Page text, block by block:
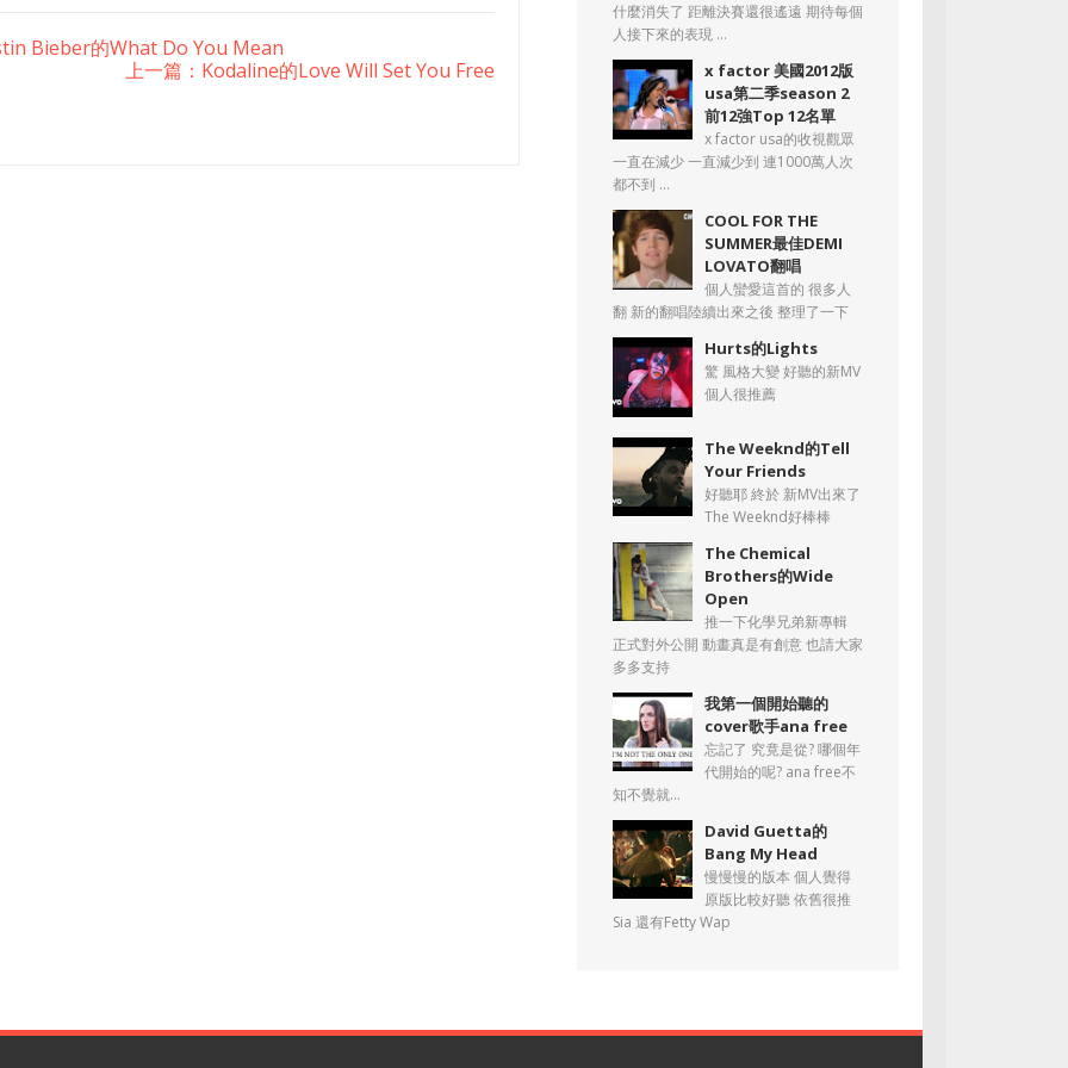
Bieber的What Do You Mean
上一篇：Kodaline的Love Will Set You Free
什麼消失了 距離決賽還很遙遠 期待每個
人接下來的表現 ...
x factor 美國2012版
usa第二季season 2
前12強Top 12名單
x factor usa的收視觀眾
一直在減少 一直減少到 連1000萬人次
都不到 ...
COOL FOR THE
SUMMER最佳DEMI
LOVATO翻唱
個人蠻愛這首的 很多人
翻 新的翻唱陸續出來之後 整理了一下
Hurts的Lights
驚 風格大變 好聽的新MV
個人很推薦
The Weeknd的Tell
Your Friends
好聽耶 終於 新MV出來了
The Weeknd好棒棒
The Chemical
Brothers的Wide
Open
推一下化學兄弟新專輯
正式對外公開 動畫真是有創意 也請大家
多多支持
我第一個開始聽的
cover歌手ana free
忘記了 究竟是從? 哪個年
代開始的呢? ana free不
知不覺就...
David Guetta的
Bang My Head
慢慢慢的版本 個人覺得
原版比較好聽 依舊很推
Sia 還有Fetty Wap